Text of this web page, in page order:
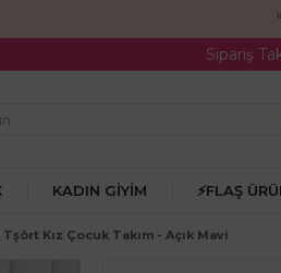
Sipariş
KADIN GIYIM ⚡FLAŞ
Kız Çocuk Takım - Açık Mavi